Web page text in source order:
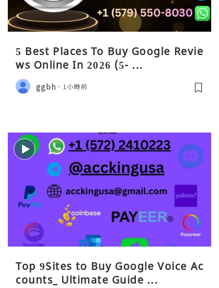
5 Best Places To Buy Google Revie
ws Online In 2026 (5- ...
ggbh 1小時前
Top 9Sites to Buy Google Voice Ac
counts_ Ultimate Guide ...